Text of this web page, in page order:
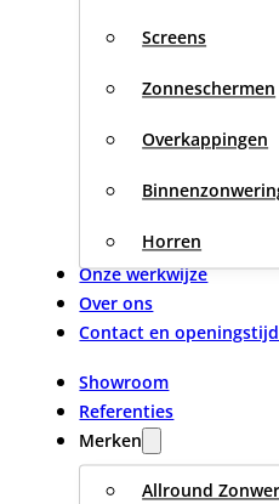
Screens
Zonneschermen
Overkappingen
Horren
Onze werkwijze
Over ons
Contact en
Showroom
Referenties
Merken
Allround